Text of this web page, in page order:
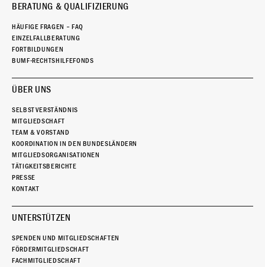
BERATUNG & QUALIFIZIERUNG
HÄUFIGE FRAGEN – FAQ
EINZELFALLBERATUNG
FORTBILDUNGEN
BUMF-RECHTSHILFEFONDS
ÜBER UNS
SELBSTVERSTÄNDNIS
MITGLIEDSCHAFT
TEAM & VORSTAND
KOORDINATION IN DEN BUNDESLÄNDERN
MITGLIEDSORGANISATIONEN
TÄTIGKEITSBERICHTE
PRESSE
KONTAKT
UNTERSTÜTZEN
SPENDEN UND MITGLIEDSCHAFTEN
FÖRDERMITGLIEDSCHAFT
FACHMITGLIEDSCHAFT